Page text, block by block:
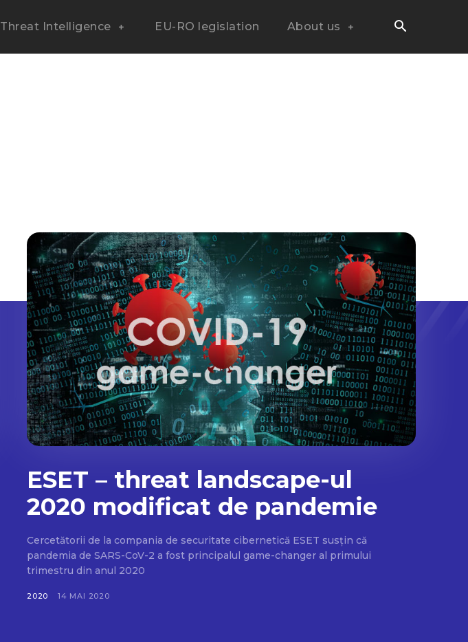
Threat Intelligence EU-RO legislation About us
ESET – threat landscape-ul
2020 modificat de pandemie
Cercetătorii de la compania de securitate cibernetică ESET susțin că
pandemia de SARS-CoV-2 a fost principalul game-changer al primului
trimestru din anul 2020
2020 14 MAI 2020